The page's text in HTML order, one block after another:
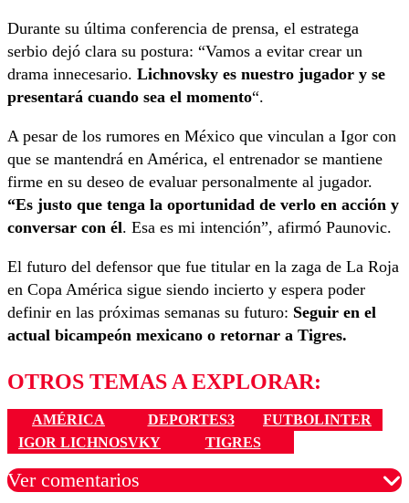
Durante su última conferencia de prensa, el estratega
serbio dejó clara su postura: “Vamos a evitar crear un
drama innecesario. Lichnovsky es nuestro jugador y se
presentará cuando sea el momento“.
A pesar de los rumores en México que vinculan a Igor con
que se mantendrá en América, el entrenador se mantiene
firme en su deseo de evaluar personalmente al jugador.
“Es justo que tenga la oportunidad de verlo en acción y
conversar con él. Esa es mi intención”, afirmó Paunovic.
El futuro del defensor que fue titular en la zaga de La Roja
en Copa América sigue siendo incierto y espera poder
definir en las próximas semanas su futuro: Seguir en el
actual bicampeón mexicano o retornar a Tigres.
OTROS TEMAS A EXPLORAR:
AMÉRICA DEPORTES3
FUTBOLINTER
IGOR LICHNOSVKY
TIGRES
Ver comentarios